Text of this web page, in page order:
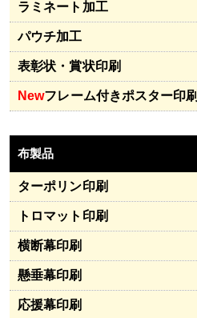
ラミネート加工
パウチ加工
表彰状・賞状印刷
Newフレーム付きポスター印刷
布製品
ターポリン印刷
トロマット印刷
横断幕印刷
懸垂幕印刷
応援幕印刷